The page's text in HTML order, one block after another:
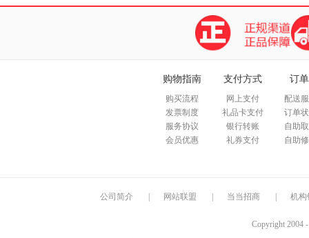
购物指南
购买流程
发票制度
服务协议
会员优惠
支付方式
网上支付
礼品卡支付
银行转账
礼券支付
订
配送
订单
自助
自助
公司简介 网站联盟 当当招商 机构
Copyright 2004